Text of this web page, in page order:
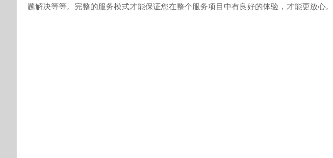
题解决等等。完整的服务模式才能保证您在整个服务项目中有良好的体验，才能更放心。